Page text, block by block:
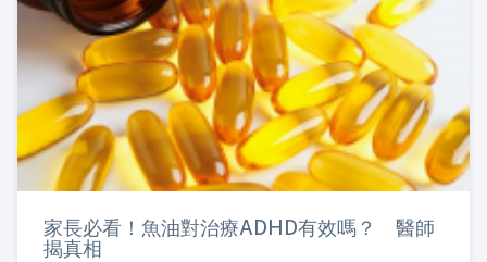
家長必看！魚油對治療ADHD有效嗎？ 醫師
揭真相